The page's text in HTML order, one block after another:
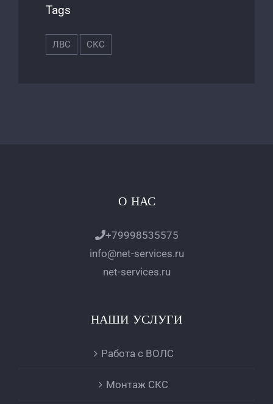
Tags
ЛВС СКС
О НАС
+79998535575
info@net-services.ru
net-services.ru
НАШИ УСЛУГИ
Работа с ВОЛС
Монтаж СКС